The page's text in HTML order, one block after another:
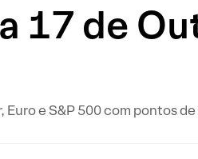
17 de
Euro e S&P 500 com pontos